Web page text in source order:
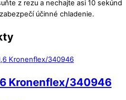
z rezu a nechajte asi 10 sekúnd
účinné chladenie.
Kronenflex/340946